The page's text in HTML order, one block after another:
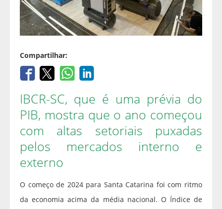
Compartilhar:
IBCR-SC, que é uma prévia do
PIB, mostra que o ano começou
com altas setoriais puxadas
pelos mercados interno e
externo
O começo de 2024 para Santa Catarina foi com ritmo
da economia acima da média nacional. O Índice de